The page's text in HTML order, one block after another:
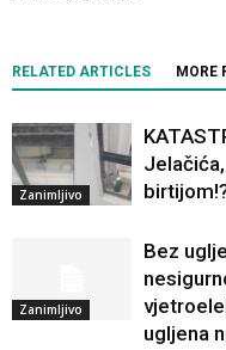
RELATED ARTICLES MORE
Zanimljivo
Zanimljivo
Bez
ugljena